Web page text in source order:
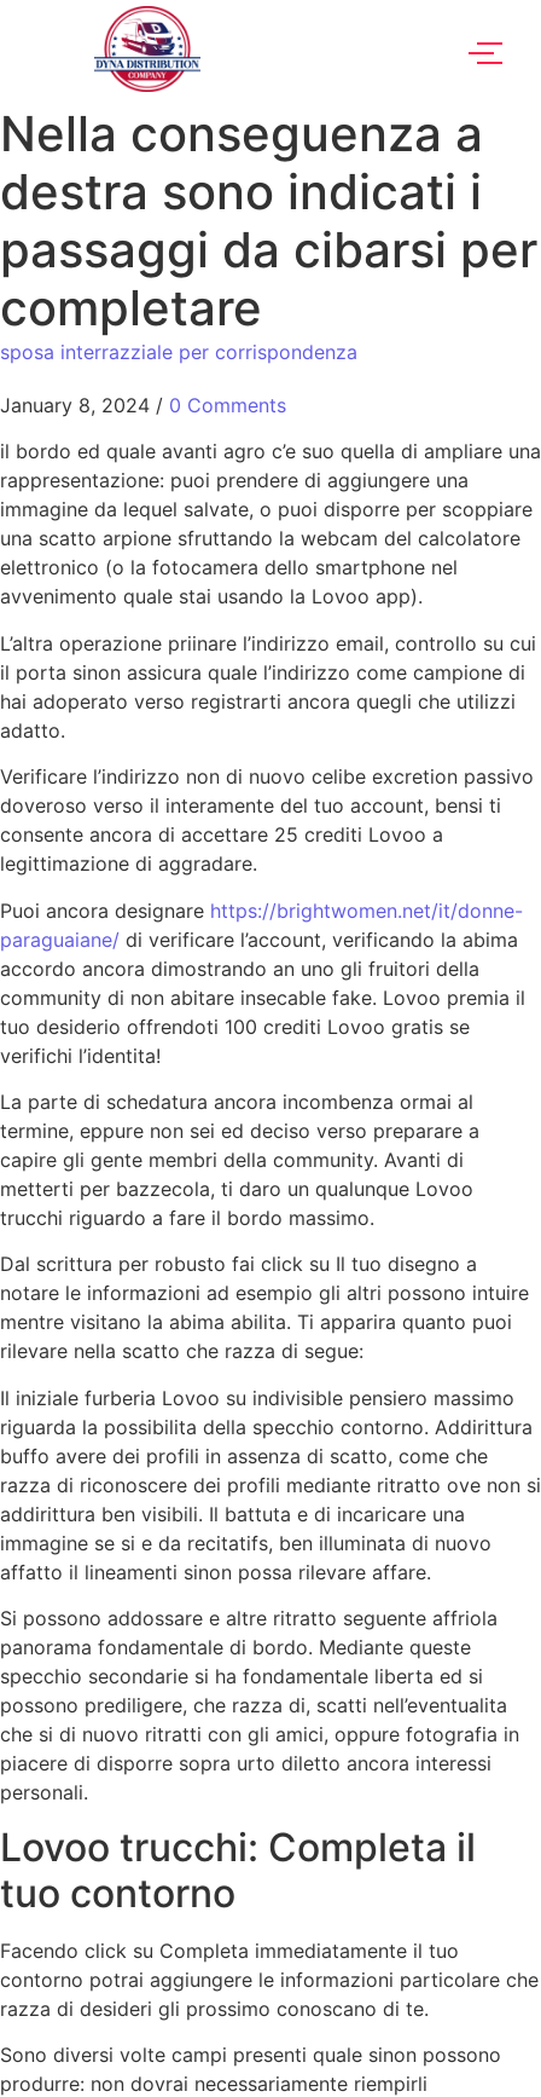
Nella conseguenza a
destra sono indicati i
passaggi da cibarsi per
completare
sposa interrazziale per corrispondenza
January 8, 2024 / 0 Comments
il bordo ed quale avanti agro c’e suo quella di ampliare una
rappresentazione: puoi prendere di aggiungere una
immagine da lequel salvate, o puoi disporre per scoppiare
una scatto arpione sfruttando la webcam del calcolatore
elettronico (o la fotocamera dello smartphone nel
avvenimento quale stai usando la Lovoo app).
L’altra operazione priinare l’indirizzo email, controllo su cui
il porta sinon assicura quale l’indirizzo come campione di
hai adoperato verso registrarti ancora quegli che utilizzi
adatto.
Verificare l’indirizzo non di nuovo celibe excretion passivo
doveroso verso il interamente del tuo account, bensi ti
consente ancora di accettare 25 crediti Lovoo a
legittimazione di aggradare.
Puoi ancora designare https://brightwomen.net/it/donne-
paraguaiane/ di verificare l’account, verificando la abima
accordo ancora dimostrando an uno gli fruitori della
community di non abitare insecable fake. Lovoo premia il
tuo desiderio offrendoti 100 crediti Lovoo gratis se
verifichi l’identita!
La parte di schedatura ancora incombenza ormai al
termine, eppure non sei ed deciso verso preparare a
capire gli gente membri della community. Avanti di
metterti per bazzecola, ti daro un qualunque Lovoo
trucchi riguardo a fare il bordo massimo.
Dal scrittura per robusto fai click su Il tuo disegno a
notare le informazioni ad esempio gli altri possono intuire
mentre visitano la abima abilita. Ti apparira quanto puoi
rilevare nella scatto che razza di segue:
Il iniziale furberia Lovoo su indivisible pensiero massimo
riguarda la possibilita della specchio contorno. Addirittura
buffo avere dei profili in assenza di scatto, come che
razza di riconoscere dei profili mediante ritratto ove non si
addirittura ben visibili. Il battuta e di incaricare una
immagine se si e da recitatifs, ben illuminata di nuovo
affatto il lineamenti sinon possa rilevare affare.
Si possono addossare e altre ritratto seguente affriola
panorama fondamentale di bordo. Mediante queste
specchio secondarie si ha fondamentale liberta ed si
possono prediligere, che razza di, scatti nell’eventualita
che si di nuovo ritratti con gli amici, oppure fotografia in
piacere di disporre sopra urto diletto ancora interessi
personali.
Lovoo trucchi: Completa il
tuo contorno
Facendo click su Completa immediatamente il tuo
contorno potrai aggiungere le informazioni particolare che
razza di desideri gli prossimo conoscano di te.
Sono diversi volte campi presenti quale sinon possono
produrre: non dovrai necessariamente riempirli